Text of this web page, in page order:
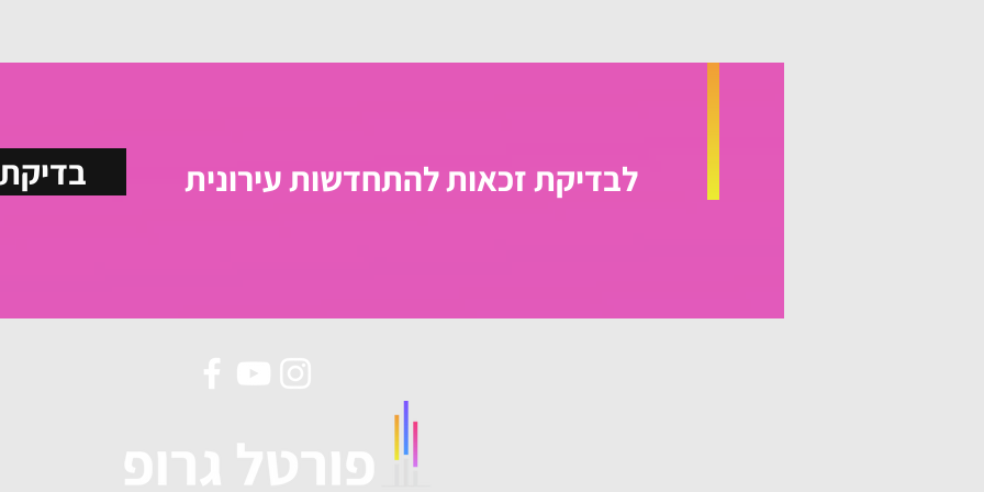
לבדיקת זכאות להתחדשות עירונית